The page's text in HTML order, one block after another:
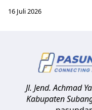
16 Juli 2026
Jl. Jend. Achmad
Kabupaten